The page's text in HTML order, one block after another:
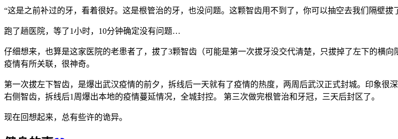
“这是之前补过的牙，看着很好。这是根管治的牙，也没问题。这颗智齿用不到了，你可以抽空去我们隔壁拔
跑了趟医院，等了1小时，10分钟确定没有问题…
仔细想来，也算是这家医院的老患者了，拔了3颗智齿（可能是第一次拔牙没交代清楚，只拔掉了左下的横
疫情有所关联，很神奇。
第一次拔左下智齿，是爆出武汉疫情的前夕，拆线后一天就有了疫情的热度，两周后武汉正式封城。印象
右侧智齿，拆线后1周爆出本地的疫情蔓延情况，全城封控。 第三次做完根管治和牙冠，三天后封区了。
现在回想起来，总有些许的诡异。